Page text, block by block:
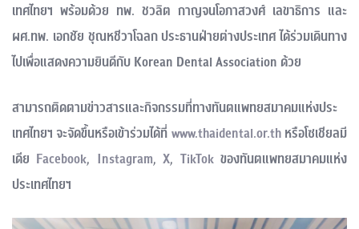
เทศไทยฯ พร้อมด้วย ทพ. ชวลิต กาญจนโอภาสวงศ์ เลขาธิการ และ
ผศ.ทพ. เอกชัย ชุณหชีวาโฉลก ประธานฝ่ายต่างประเทศ ได้ร่วมเดินทาง
ไปเพื่อแสดงความยินดีกับ Korean Dental Association ด้วย
สามารถติดตามข่าวสารและกิจกรรมที่ทางทันตแพทยสมาคมแห่งประ
เทศไทยฯ จะจัดขึ้นหรือเข้าร่วมได้ที่ www.thaidental.or.thหรือโซเชียลมี
เดีย Facebook, Instagram,X, TikTokของทันตแพทยสมาคมแห่ง
ประเทศไทยฯ